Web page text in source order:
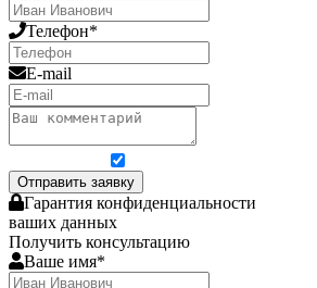
Телефон*
E-mail
Отправить заявку
Гарантия конфиденциальности
ваших данных
Получить консультацию
Ваше имя*